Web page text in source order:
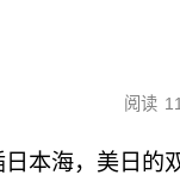
阅读
本海，美日的